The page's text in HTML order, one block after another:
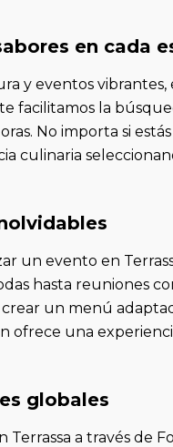
en cada
y eventos
facilitamos la
No importa si
culinaria
un evento en
hasta reuniones
un menú
ofrece una
globales
a través de